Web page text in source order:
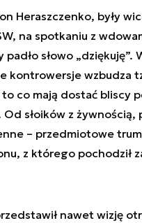
Heraszczenko, były
na spotkaniu z
słowo „dziękuję”.
kontrowersje wzbudza
co mają dostać bliscy
Od słoików z żywnością,
– przedmiotowe
z którego pochodził
nawet wizję